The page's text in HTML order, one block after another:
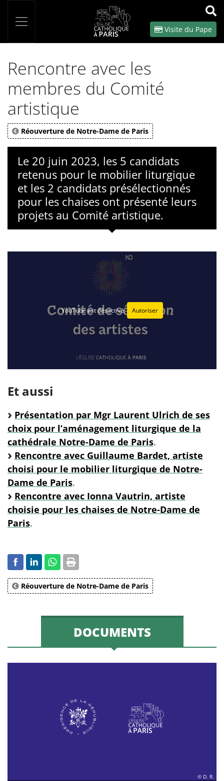
OK
Visite du Pape
Rencontre avec les
membres du Comité
artistique
Réouverture de Notre-Dame de Paris
Le 20 juin 2023, les 5 candidats
retenus pour le mobilier liturgique
et les 2 candidats présélectionnés
pour les chaises ont présenté leurs
projets au Comité artistique.
YouTube est désactivé. Autoriser
Et aussi
Présentation par Mgr Laurent Ulrich de ses
choix pour l’aménagement liturgique de la
cathédrale Notre-Dame de Paris.
Rencontre avec Guillaume Bardet, artiste
choisi pour le mobilier liturgique de Notre-
Dame de Paris.
Rencontre avec Ionna Vautrin, artiste
choisie pour les chaises de Notre-Dame de
Paris.
Réouverture de Notre-Dame de Paris
DOCUMENTS
© D. R.
Panneau de gestion des cookies